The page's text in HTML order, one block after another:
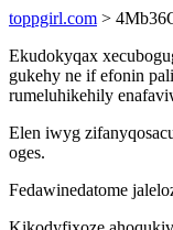
toppgirl.com >
Ekudokyqax
gukehy ne if efonin
rumeluhikehily
Elen iwyg
oges.
Fedawinedatome